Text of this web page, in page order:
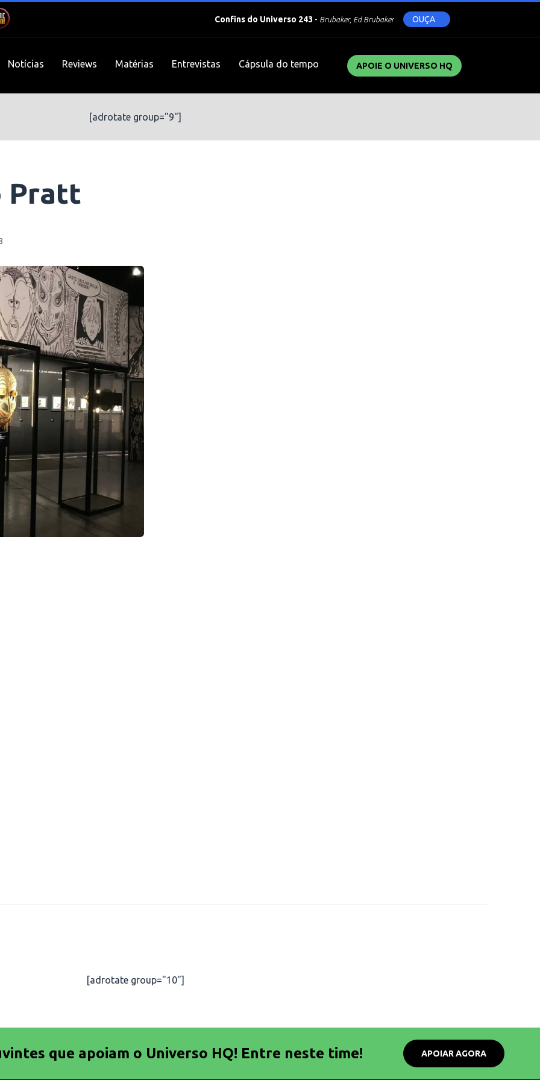
Confins do Universo 243 - Brubaker, Ed Brubaker OUÇA
Notícias Reviews Matérias Entrevistas Cápsula do tempo APOIE O UNIVERSO HQ
[adrotate group="9"]
Pratt
[adrotate group="10"]
que apoiam o Universo HQ! Entre neste time! APOIAR AGORA